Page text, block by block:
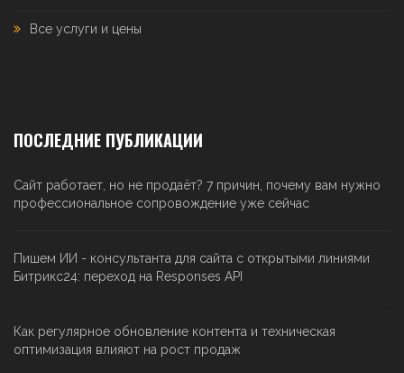
Все услуги и цены
ПОСЛЕДНИЕ ПУБЛИКАЦИИ
Сайт работает, но не продаёт? 7 причин, почему вам нужно
профессиональное сопровождение уже сейчас
Пишем ИИ - консультанта для сайта с открытыми линиями
Битрикс24: переход на Responses API
Как регулярное обновление контента и техническая
оптимизация влияют на рост продаж